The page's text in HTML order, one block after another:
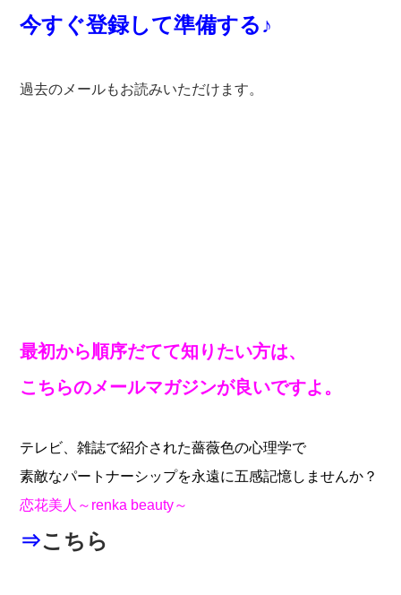
今すぐ登録して準備する♪
過去のメールもお読みいただけます。
最初から順序だてて知りたい方は、
こちらのメールマガジンが良いですよ。
テレビ、雑誌で紹介された薔薇色の心理学で
素敵なパートナーシップを永遠に五感記憶しませんか？
恋花美人～renka beauty～
⇒こちら